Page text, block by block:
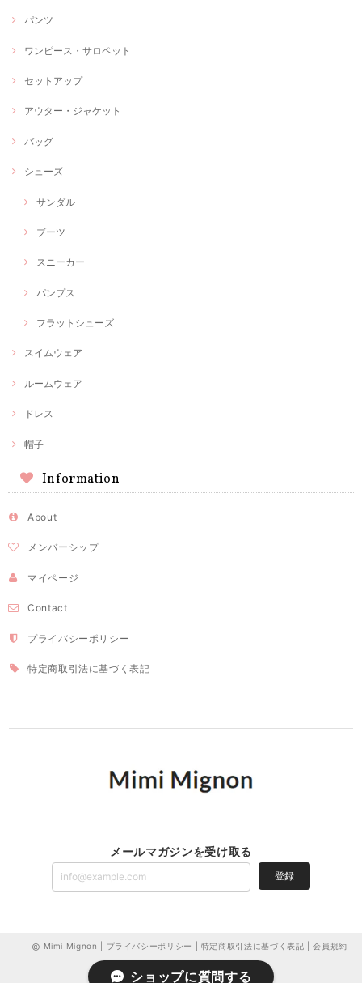
パンツ
ワンピース・サロペット
セットアップ
アウター・ジャケット
バッグ
シューズ
サンダル
ブーツ
スニーカー
パンプス
フラットシューズ
スイムウェア
ルームウェア
ドレス
帽子
Information
About
メンバーシップ
マイページ
Contact
プライバシーポリシー
特定商取引法に基づく表記
メールマガジンを受け取る
登録
Mimi Mignon | プライバシーポリシー 特定商取引法に基づく表記 |会員規約
ショップに質問する